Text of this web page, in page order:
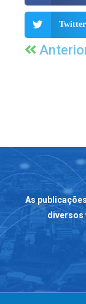
Twitter
As
diversos